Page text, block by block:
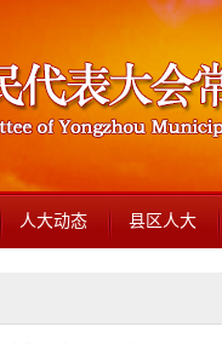
人大动态 县区人大